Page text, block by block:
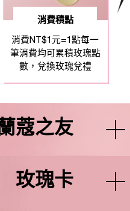
消費積點
消費NT$1元=1點每一
筆消費均可累積玫瑰點
數，兌換玫瑰兌禮
蘭蔻之友
玫瑰卡